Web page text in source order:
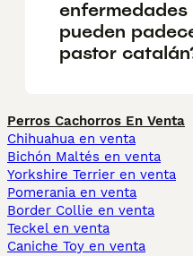
pueden
pastor
Perros Cachorros En Venta
Chihuahua en venta
Bichón Maltés en venta
Yorkshire Terrier en venta
Pomerania en venta
Border Collie en venta
Teckel en venta
Caniche Toy en venta